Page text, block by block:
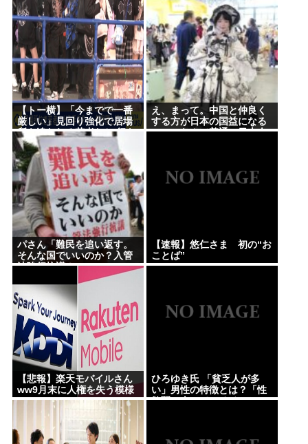
【悲報】楽天モバイルさんww9月末に人権を失う模
様www
ひろゆき氏 「貧乏人が多い」男性の特徴とは？「性
欲弱い人ってモチベーションも低いので貧乏人多
い」 | 貧乏人は頭悪い人が多い
【緊急】少子化の原因、判明するwww
これどういうこと？池袋暴走事故の捜査陣営、飯塚
幸三受刑者を逮捕しなくていい理由を考えるために
1000ページもの法解釈書を読んでた模様…自民議員
からも圧力
誰でもできる仕事してるやつって死にたくならん
の？
なして君ら「テスラ」買わないの？モデル3なら300
万程度で買える.コスパ最強車がここにあるのに
林家パー子、認知症が進行「一人で外出られない」
難聴で夫・ペーと「筆談」…自宅全焼から約1年
一番うまい葉っぱがほうれん草という風潮
Powered by livedoor 相互RSS
【トー横】「今までで一番
厳しい」見回り強化で居場
所を追われる若者たち 行き
場を失う中「世間の普通よ
り歌舞伎町の普通が合って
いる」と心の叫びも
え、まって。中国と仲良く
する方が日本の国益になる
のに、なんで普通の日本人
パさん「難民を追い返す。
そんな国でいいのか？入管
法強行抗議！」
【速報】悠仁さま 初の“お
ことば”
【悲報】楽天モバイルさん
ww9月末に人権を失う模様
www
ひろゆき氏 「貧乏人が多
い」男性の特徴とは？「性
欲弱い人ってモチベーショ